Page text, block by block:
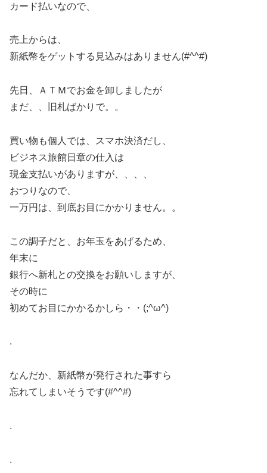
カード払いなので、
売上からは、
新紙幣をゲットする見込みはありません(#^^#)
先日、ＡＴＭでお金を卸しましたが
まだ、、旧札ばかりで。。
買い物も個人では、スマホ決済だし、
ビジネス旅館日章の仕入は
現金支払いがありますが、、、、
おつりなので、
一万円は、到底お目にかかりません。。
この調子だと、お年玉をあげるため、
年末に
銀行へ新札との交換をお願いしますが、
その時に
初めてお目にかかるかしら・・(;^ω^)
.
なんだか、新紙幣が発行された事すら
忘れてしまいそうです(#^^#)
.
.